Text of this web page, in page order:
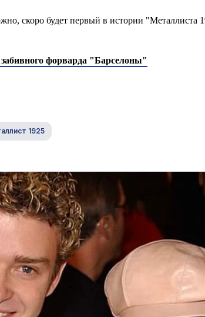
скоро будет первый в истории "Металлиста
забивного форварда "Барселоны"
1925